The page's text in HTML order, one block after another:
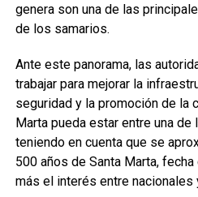
genera son una de las
de los samarios.
Ante este panorama, las
trabajar para mejorar la
seguridad y la promoción de la
Marta pueda estar entre una
teniendo en cuenta que se
500 años de Santa Marta,
más el interés entre nacionales